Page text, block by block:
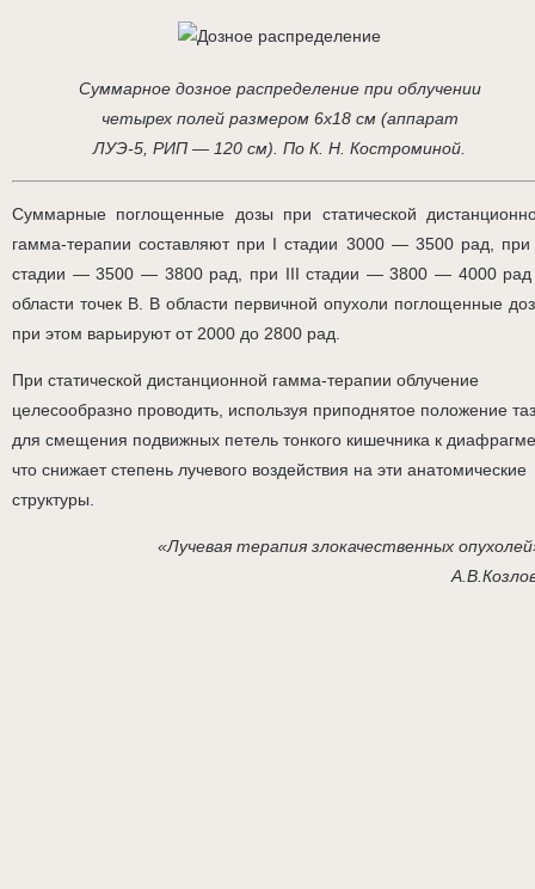
Суммарное дозное распределение при облучении
четырех полей размером 6х18 см (аппарат
ЛУЭ-5, РИП — 120 см). По К. Н. Костроминой.
Суммарные поглощенные дозы при статической
гамма-терапии составляют при I стадии 3000 — 3500 рад,
стадии — 3500 — 3800 рад, при III стадии — 3800 — 4000 рад
области точек В. В области первичной опухоли поглощенные
при этом варьируют от 2000 до 2800 рад.
При статической дистанционной гамма-терапии облучение
целесообразно проводить, используя приподнятое положение
для смещения подвижных петель тонкого кишечника к
что снижает степень лучевого воздействия на эти анатомические
структуры.
«Лучевая терапия злокачественных